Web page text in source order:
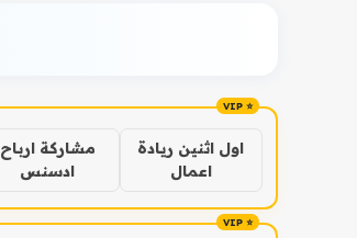
اول اثنين ريادة
اعمال
مشاركة ارباح
ادسنس